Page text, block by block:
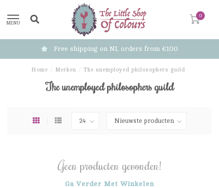
MENU
0
Free shipping on NL orders from €100
Home / Merken / The unemployed philosophers guild
The unemployed philosophers guild
Geen producten gevonden!
Ga Verder Met Winkelen